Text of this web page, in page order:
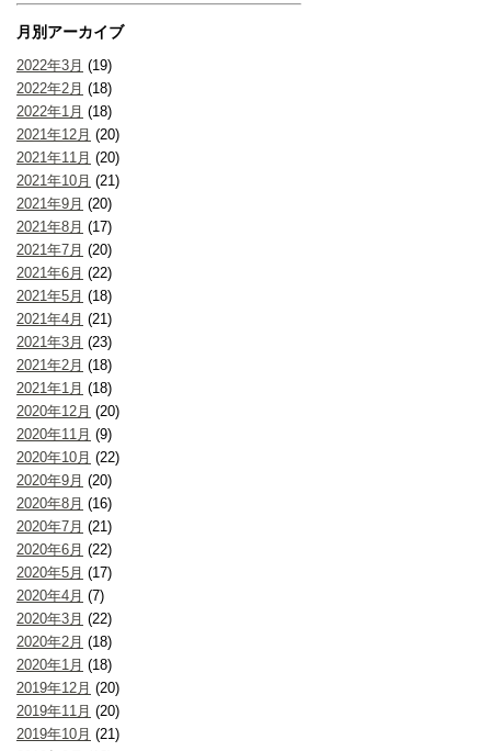
月別アーカイブ
2022年3月 (19)
2022年2月 (18)
2022年1月 (18)
2021年12月 (20)
2021年11月 (20)
2021年10月 (21)
2021年9月 (20)
2021年8月 (17)
2021年7月 (20)
2021年6月 (22)
2021年5月 (18)
2021年4月 (21)
2021年3月 (23)
2021年2月 (18)
2021年1月 (18)
2020年12月 (20)
2020年11月 (9)
2020年10月 (22)
2020年9月 (20)
2020年8月 (16)
2020年7月 (21)
2020年6月 (22)
2020年5月 (17)
2020年4月 (7)
2020年3月 (22)
2020年2月 (18)
2020年1月 (18)
2019年12月 (20)
2019年11月 (20)
2019年10月 (21)